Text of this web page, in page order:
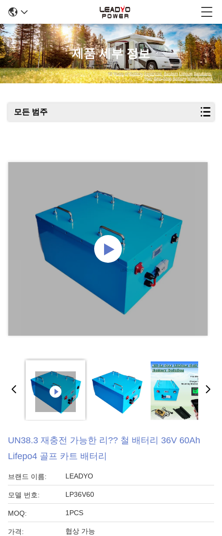
제품 세부 정보
모든 범주
UN38.3 재충전 가능한 리?? 철 배터리 36V 60Ah
Lifepo4 골프 카트 배터리
브랜드 이름: LEADYO
모델 번호: LP36V60
MOQ: 1PCS
가격: 협상 가능